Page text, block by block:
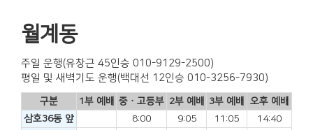
월계동
주일 운행(유창근 45인승 010-9129-2500)
평일 및 새벽기도 운행(백대선 12인승 010-3256-7930)
구분 1부 예배 중ㆍ고등부 2부 예배 3부 예배
오후 예배
삼호36동 앞
8:00 9:05 11:05
14:40